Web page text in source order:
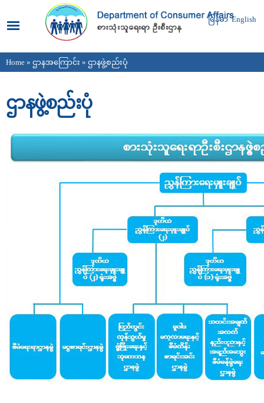
main
content
မြန်မာ English
You are here
Home » ဌာနအကြောင်း » ဌာနဖွဲ့စည်းပုံ
ဌာနဖွဲ့စည်းပုံ